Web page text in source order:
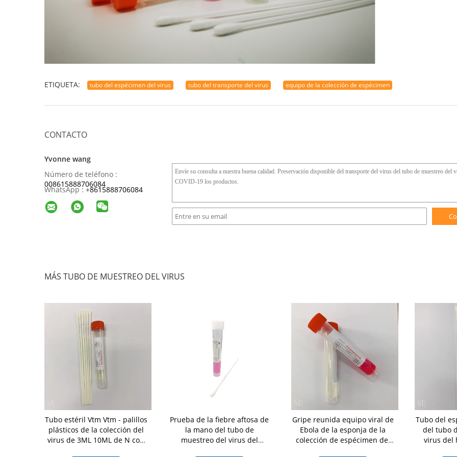
ETIQUETA: tubo del espécimen del virus tubo del transporte del virus equipo de la colección de espécimen
CONTACTO
Yvonne wang
Número de teléfono :
008615888706084
WhatsApp : +8615888706084
MÁS TUBO DE MUESTREO DEL VIRUS
Tubo estéril Vtm Vtm - palillos
plásticos de la colección del
virus de 3ML 10ML de N con
Prueba de la fiebre aftosa de
la mano del tubo de
muestreo del virus del
Gripe reunida equipo viral de
Ebola de la esponja de la
colección de espécimen del
Tubo del
del tubo
virus del